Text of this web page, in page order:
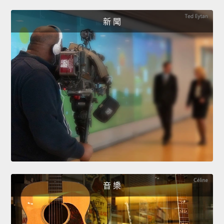
新 聞
音 樂